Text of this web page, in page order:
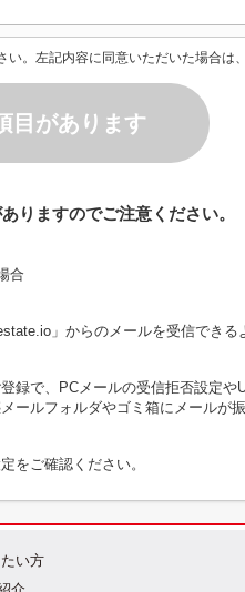
い。左記内容に同意いただいた場合は
目があります
りますのでご注意ください。
合
」からのメールを受信できる
録で、PCメールの受信拒否設定や
ールフォルダやゴミ箱にメールが
をご確認ください。
い方